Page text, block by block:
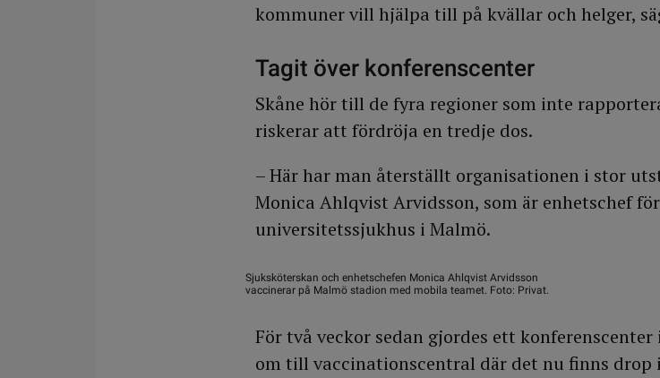
kommuner vill hjälpa till på kvällar och helger,
Tagit över konferenscenter
Skåne hör till de fyra regioner som inte
riskerar att fördröja en tredje dos.
– Här har man återställt organisationen i stor
Monica Ahlqvist Arvidsson, som är enhetschef
universitetssjukhus i Malmö.
Sjuksköterskan och enhetschefen Monica Ahlqvist Arvidsson
vaccinerar på Malmö stadion med mobila teamet. Foto: Privat.
För två veckor sedan gjordes ett
om till vaccinationscentral där det nu finns